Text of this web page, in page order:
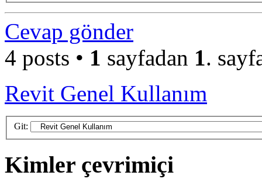
Cevap gönder
4 posts • 1 sayfadan 1.
Revit Genel Kullanım
Git:
Kimler çevrimiçi